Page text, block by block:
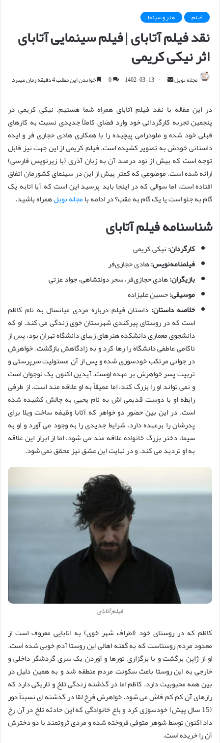
فیلم هنر و سینما
نقد فیلم آتابای | فیلم سینمایی آتابای
اثر نیکی کریمی
مجله نوبل
ل
ا
م
ی
ل
1402-03-13
0 خواندن این مطلب 4 دقیقه زمان میبرد
در این مقاله با نقد فیلم آتابای همراه شما هستیم. نیکی کریمی در
پنجمین تجربه کارگردانی خود وارد فضای کاملاً جدیدی نسبت به کارهای
قبلی خود شده و ملودرامی پیچیده را با همکاری هادی حجازی فر و ایده
داستانی خودش به تصویر کشیده است. فیلم کریمی از این جهت نیز قابل
توجه است که بیش از نود درصد آن به زبان آذری (با زیرنویس فارسی)
ارائه شده است. موضوعی که کمتر پیش از این در سینمای کشورمان اتفاق
افتاده است. اما سوالی که در اینجا باید پرسید این است که آیا اتابه یک
گام به جلو است یا یک گام به عقب؟ در ادامه بامجله نوبلهمراه باشید.
شناسنامه فیلم آتابای
کارگردان:‌نیکی کریمی
فیلمنامه‌نویس:هادی حجازی‌فر
بازیگران:هادی حجازی‌فر، سحر دولتشاهی، جواد عزتی
موسیقی:حسین علیزاده
خلاصه داستان: داستان فیلم درباره مردی میانسال به نام کاظم
است که در روستای پیرکندی شهرستان خوی زندگی می کند. او که
دانشجوی معماری دانشکده هنرهای زیبای دانشگاه تهران بود، پس از
ناکامی عاطفی دانشگاه را رها کرد و به زادگاهش بازگشت. خواهرش
در جوانی مرتکب خودسوزی شده و پس از آن مسئولیت سرپرستی و
تربیت پسر خواهرش بر عهده اوست. آیدین اکنون یک نوجوان است
و نمی تواند او را بزرگ کند، اما عمیقاً به او علاقه مند است. از طرفی
رابطه او با دوست قدیمی اش به نام یحیی به چالش کشیده شده
است. در این بین حضور دو خواهر که آتابا وظیفه ساخت ویلا برای
پدرشان را برعهده دارد، شرایط جدیدی را به وجود می آورد و او به
سیما، دختر بزرگ خانواده علاقه مند می شود، اما از ابراز این علاقه
به او تردید می کند. و در نهایت این عشق نیز محقق نمی شود.
فیلم آتابای
کاظم که در روستای خود (اطراف شهر خوی) به اتابایی معروف است از
معدود مردم روستاست که به گفته اهالی این روستا آدم خوبی شده است.
او از ژاپن برگشت و با برگزاری تورها و آوردن یک سری گردشگر داخلی و
خارجی به این روستا باعث سکونت مردم منطقه شد و به همین دلیل در
بین همه محبوبیت دارد. کاظم اما در گذشته زندگی تلخ و تاریکی دارد که
رازهای آن کم کم فاش می شود. خواهرش فرخ لقا در گذشته ای نسبتاً دور
(15 سال پیش) خودسوزی کرد و باغ خانوادگی که این حادثه تلخ در آن رخ
داد اکنون توسط شوهر متوفی فروخته شده و مردی ثروتمند با دو دخترش
آن را خریده است.